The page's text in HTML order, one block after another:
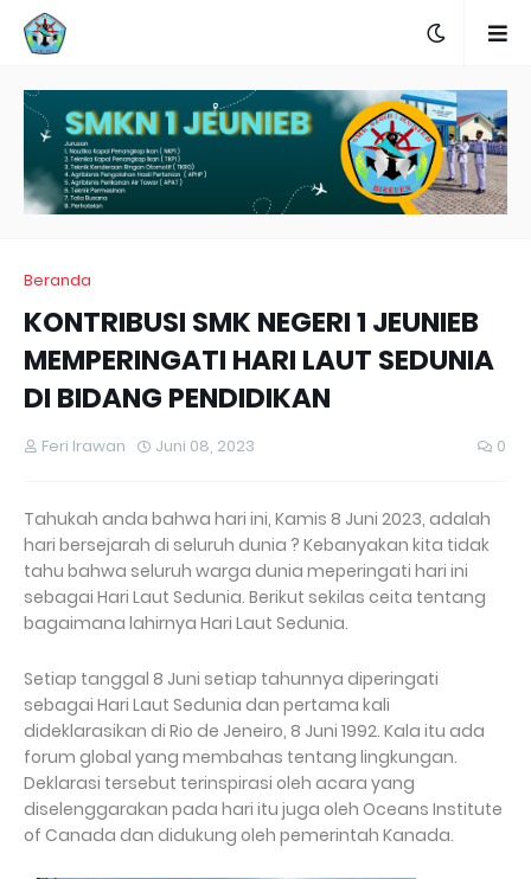
Beranda
KONTRIBUSI SMK NEGERI 1 JEUNIEB
MEMPERINGATI HARI LAUT SEDUNIA
DI BIDANG PENDIDIKAN
Feri Irawan Juni 08, 2023 0
Tahukah anda bahwa hari ini, Kamis 8 Juni 2023, adalah
hari bersejarah di seluruh dunia ? Kebanyakan kita tidak
tahu bahwa seluruh warga dunia meperingati hari ini
sebagai Hari Laut Sedunia. Berikut sekilas ceita tentang
bagaimana lahirnya Hari Laut Sedunia.
Setiap tanggal 8 Juni setiap tahunnya diperingati
sebagai Hari Laut Sedunia dan pertama kali
dideklarasikan di Rio de Jeneiro, 8 Juni 1992. Kala itu ada
forum global yang membahas tentang lingkungan.
Deklarasi tersebut terinspirasi oleh acara yang
diselenggarakan pada hari itu juga oleh Oceans Institute
of Canada dan didukung oleh pemerintah Kanada.